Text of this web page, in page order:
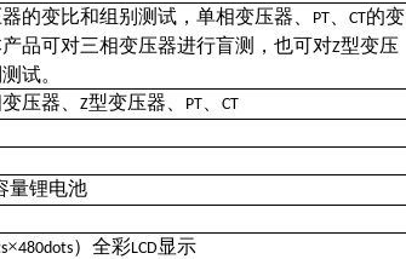
的变比和组别测试，单相变压器、 PT CT的变
品可对三相变压器进行盲测，也可对Z型变压
试。
压器、 Z型变压器、 PT CT
量锂电池
×480dots）全彩LCD显示